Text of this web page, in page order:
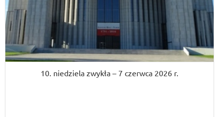
10. niedziela zwykła – 7 czerwca 2026 r.